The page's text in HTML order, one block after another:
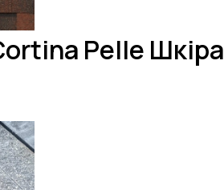
Pelle Шкіра